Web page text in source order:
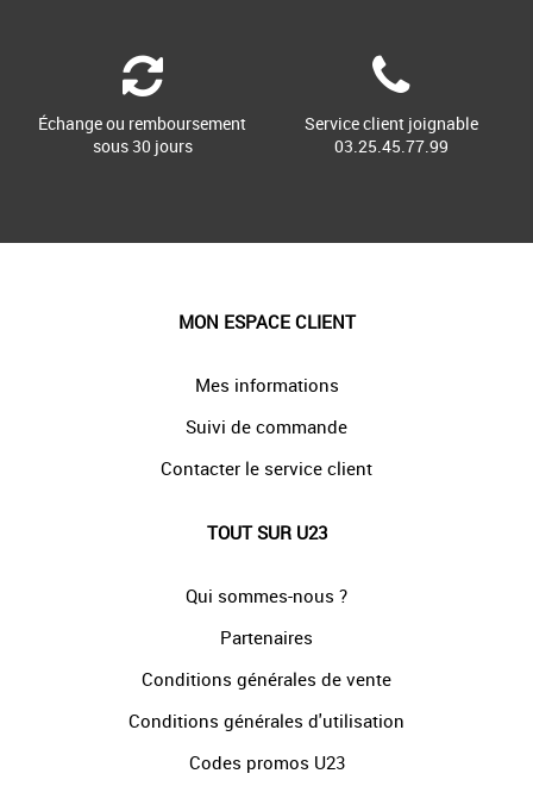
Échange ou remboursement
sous 30 jours
Service client joignable
03.25.45.77.99
MON ESPACE CLIENT
Mes informations
Suivi de commande
Contacter le service client
TOUT SUR U23
Qui sommes-nous ?
Partenaires
Conditions générales de vente
Conditions générales d'utilisation
Codes promos U23